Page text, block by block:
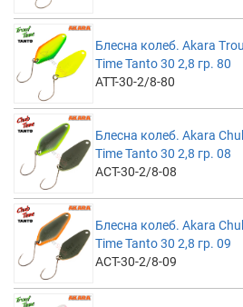
Блесна колеб. Akara
Time Tanto 30 2,8 гр. 80
ATT-30-2/8-80
Блесна колеб. Akara
Time Tanto 30 2,8 гр. 08
ACT-30-2/8-08
Блесна колеб. Akara
Time Tanto 30 2,8 гр. 09
ACT-30-2/8-09